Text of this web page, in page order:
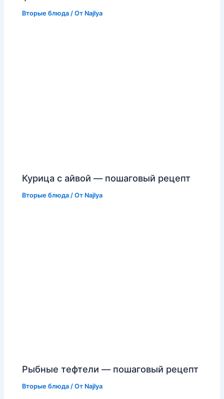
Вторые блюда / От Najlya
Курица с айвой — пошаговый рецепт
Вторые блюда / От Najlya
Рыбные тефтели — пошаговый рецепт
Вторые блюда / От Najlya